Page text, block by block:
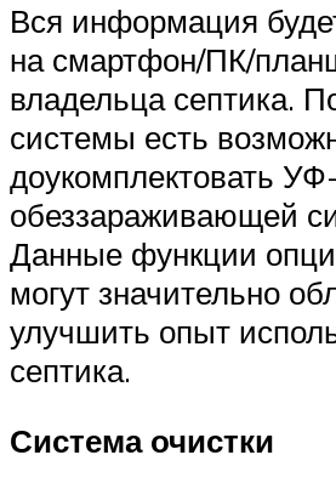
Вся информация
на смартфон/ПК/
владельца септика.
системы есть
доукомплектовать УФ-
обеззараживающей
Данные функции
могут значительно
улучшить опыт
септика.
Система очистки